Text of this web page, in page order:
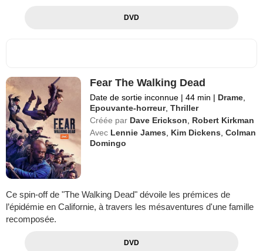
DVD
Fear The Walking Dead
Date de sortie inconnue | 44 min | Drame
Epouvante-horreur,Thriller
Créée par Dave Erickson
Robert Kirkman
Avec Lennie James Kim Dickens ,Colman
Domingo
Ce spin-off de "The Walking Dead" dévoile les prémices de
l’épidémie en Californie, à travers les mésaventures d'une famille
recomposée.
DVD